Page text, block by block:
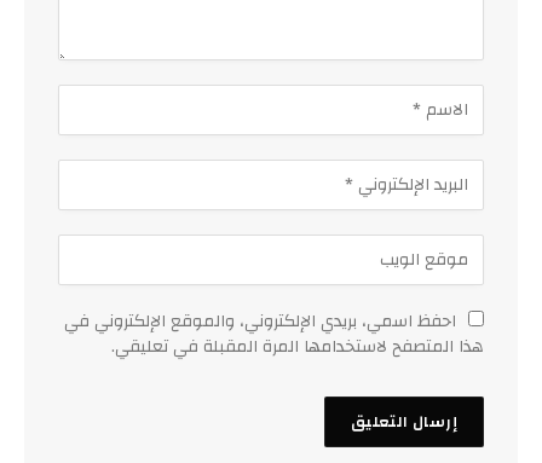
احفظ اسمي، بريدي الإلكتروني، والموقع الإلكتروني في
هذا المتصفح لاستخدامها المرة المقبلة في تعليقي.